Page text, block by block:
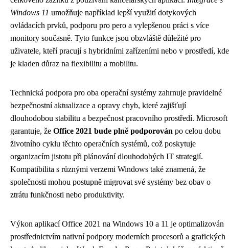
Windows 11 umožňuje například lepší využití dotykových
ovládacích prvků, podporu pro pero a vylepšenou práci s více
monitory současně. Tyto funkce jsou obzvláště důležité pro
uživatele, kteří pracují s hybridními zařízeními nebo v prostředí, kde
je kladen důraz na flexibilitu a mobilitu.
Technická podpora pro oba operační systémy zahrnuje pravidelné
bezpečnostní aktualizace a opravy chyb, které zajišťují
dlouhodobou stabilitu a bezpečnost pracovního prostředí. Microsoft
garantuje, že Office 2021 bude plně podporován po celou dobu
životního cyklu těchto operačních systémů, což poskytuje
organizacím jistotu při plánování dlouhodobých IT strategií.
Kompatibilita s různými verzemi Windows také znamená, že
společnosti mohou postupně migrovat své systémy bez obav o
ztrátu funkčnosti nebo produktivity.
Výkon aplikací Office 2021 na Windows 10 a 11 je optimalizován
prostřednictvím nativní podpory moderních procesorů a grafických